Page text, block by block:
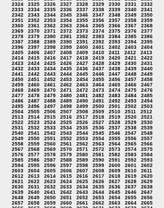
2324
2325 2326 2327 2328 2329 2330 2331
2332
2333
2334 2335 2336 2337 2338 2339 2340
2341
2342
2343 2344 2345 2346 2347 2348 2349
2350
2351
2352 2353 2354 2355 2356 2357 2358
2359
2360
2361 2362 2363 2364 2365 2366 2367
2368
2369
2370 2371 2372 2373 2374 2375 2376
2377
2378
2379 2380 2381 2382 2383 2384 2385
2386
2387
2388 2389 2390 2391 2392 2393 2394
2395
2396
2397 2398 2399 2400 2401 2402 2403
2404
2405
2406 2407 2408 2409 2410 2411 2412
2413
2414
2415 2416 2417 2418 2419 2420 2421
2422
2423
2424 2425 2426 2427 2428 2429 2430
2431
2432
2433 2434 2435 2436 2437 2438 2439
2440
2441
2442 2443 2444 2445 2446 2447 2448
2449
2450
2451 2452 2453 2454 2455 2456 2457
2458
2459
2460 2461 2462 2463 2464 2465 2466
2467
2468
2469 2470 2471 2472 2473 2474 2475
2476
2477
2478 2479 2480 2481 2482 2483 2484
2485
2486
2487 2488 2489 2490 2491 2492 2493
2494
2495
2496 2497 2498 2499 2500 2501 2502
2503
2504
2505 2506 2507 2508 2509 2510 2511
2512
2513
2514 2515 2516 2517 2518 2519 2520
2521
2522
2523 2524 2525 2526 2527 2528 2529
2530
2531
2532 2533 2534 2535 2536 2537 2538
2539
2540
2541 2542 2543 2544 2545 2546 2547
2548
2549
2550 2551 2552 2553 2554 2555 2556
2557
2558
2559 2560 2561 2562 2563 2564 2565
2566
2567
2568 2569 2570 2571 2572 2573 2574
2575
2576
2577 2578 2579 2580 2581 2582 2583
2584
2585
2586 2587 2588 2589 2590 2591 2592
2593
2594
2595 2596 2597 2598 2599 2600 2601
2602
2603
2604 2605 2606 2607 2608 2609 2610
2611
2612
2613 2614 2615 2616 2617 2618 2619
2620
2621
2622 2623 2624 2625 2626 2627 2628
2629
2630
2631 2632 2633 2634 2635 2636 2637
2638
2639
2640 2641 2642 2643 2644 2645 2646
2647
2648
2649 2650 2651 2652 2653 2654 2655
2656
2657
2658 2659 2660 2661 2662 2663 2664
2665